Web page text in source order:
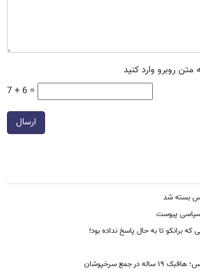
روبرو وارد کنید
7 + 6 =
ارسال
بسته شد
پیوست
که برانکو تا به حال پاسخ نداده بود!
جمع سرخپوشان